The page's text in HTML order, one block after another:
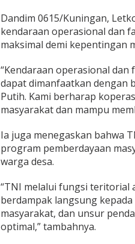
Dandim 0615/Kuningan,
kendaraan operasional dan
maksimal demi kepentingan
“Kendaraan operasional
dapat dimanfaatkan dengan
Putih. Kami berharap
masyarakat dan mampu
Ia juga menegaskan bahwa
program pemberdayaan
warga desa.
“TNI melalui fungsi
berdampak langsung
masyarakat, dan unsur
optimal,” tambahnya.